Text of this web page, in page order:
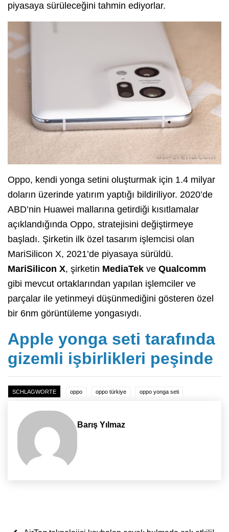
piyasaya sürüleceğini tahmin ediyorlar.
Oppo, kendi yonga setini oluşturmak için 1.4 milyar
doların üzerinde yatırım yaptığı bildiriliyor. 2020’de
ABD’nin Huawei mallarına getirdiği kısıtlamalar
açıklandığında Oppo, stratejisini değiştirmeye
başladı. Şirketin ilk özel tasarım işlemcisi olan
MariSilicon X, 2021’de piyasaya sürüldü.
MariSilicon X, şirketin MediaTek ve Qualcomm
gibi mevcut ortaklarından yapılan işlemciler ve
parçalar ile yetinmeyi düşünmediğini gösteren özel
bir 6nm görüntüleme yongasıydı.
Apple yonga seti tarafında
gizemli işbirlikleri peşinde
SCHLAGWORTE oppo oppo türkiye oppo yonga seti
Barış Yılmaz